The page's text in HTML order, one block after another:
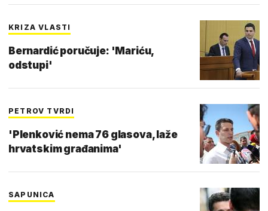
KRIZA VLASTI
Bernardić poručuje: 'Mariću,
odstupi'
PETROV TVRDI
'Plenković nema 76 glasova, laže
hrvatskim građanima'
SAPUNICA